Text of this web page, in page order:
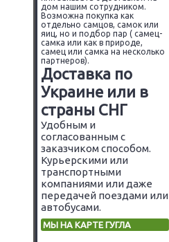
дом нашим сотрудником.
Возможна покупка как
отдельно самцов, самок или
яиц, но и подбор пар ( самец-
самка или как в природе,
самец или самка на несколько
партнеров).
Доставка по
Украине или в
страны СНГ
Удобным и
согласованным с
заказчиком способом.
Курьерскими или
транспортными
компаниями или даже
передачей поездами или
автобусами.
МЫ НА КАРТЕ ГУГЛА